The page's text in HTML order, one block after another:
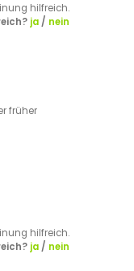
hilfreich.
ja/ nein
früher
hilfreich.
ja/ nein